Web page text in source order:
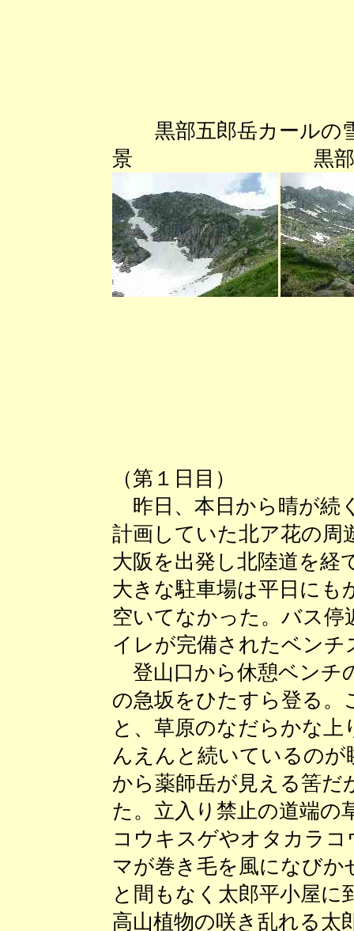
黒部五郎岳カール
景 黒部五郎
（第１日目）
昨日、本日から晴が続
計画していた北ア花の周
大阪を出発し北陸道を経
大きな駐車場は平日にも
空いてなかった。バス停
イレが完備されたベンチ
登山口から休憩ベンチ
の急坂をひたすら登る。
と、草原のなだらかな上
んえんと続いているの
から薬師岳が見える筈
た。立入り禁止の道端の
コウキスゲやオタカラ
マが巻き毛を風になび
と間もなく太郎平小屋
高山植物の咲き乱れる太